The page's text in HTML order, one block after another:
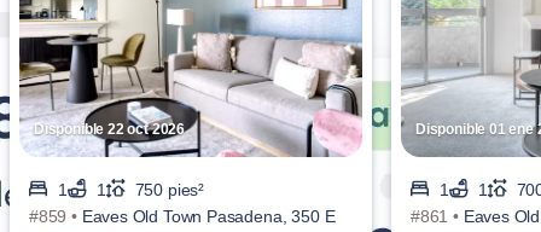
Disponible 22 oct 2026
1 1
750 pies²
#859 • Eaves Old Town Pasadena, 350 E
Disponible 01 ene
1 1
#861 • Eaves